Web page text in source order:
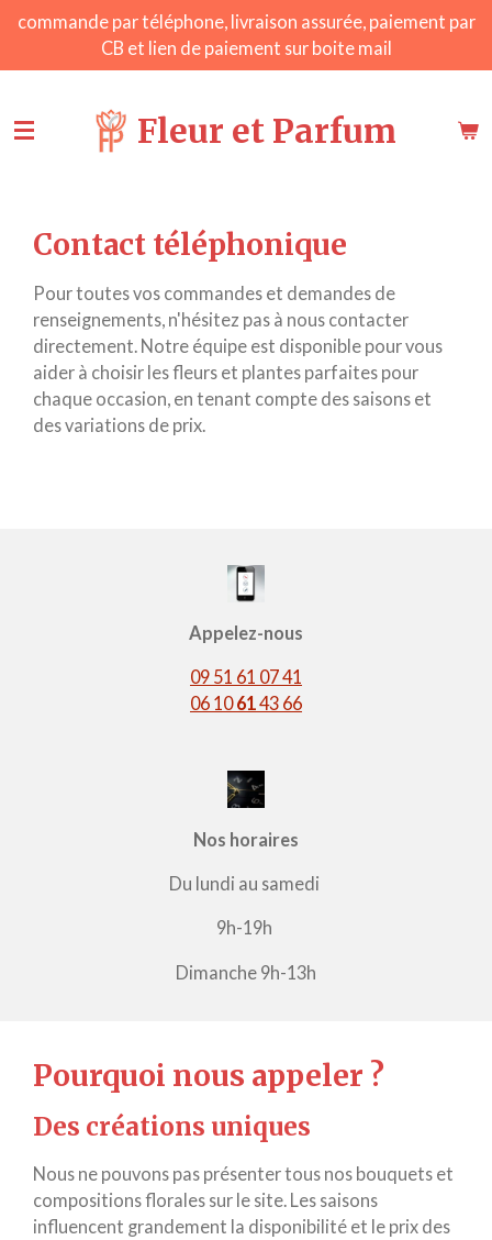
Passer
contenu
commande par téléphone, livraison assurée, paiement par
CB et lien de paiement sur boite mail
Fleur et Parfum
Contact téléphonique
Pour toutes vos commandes et demandes de
renseignements, n'hésitez pas à nous contacter
directement. Notre équipe est disponible pour vous
aider à choisir les fleurs et plantes parfaites pour
chaque occasion, en tenant compte des saisons et
des variations de prix.
Appelez-nous
09 51 61 07 41
06 106143 66
Nos horaires
Du lundi au samedi
9h-19h
Dimanche 9h-13h
Pourquoi nous appeler ?
Des créations uniques
Nous ne pouvons pas présenter tous nos bouquets et
compositions florales sur le site. Les saisons
influencent grandement la disponibilité et le prix des